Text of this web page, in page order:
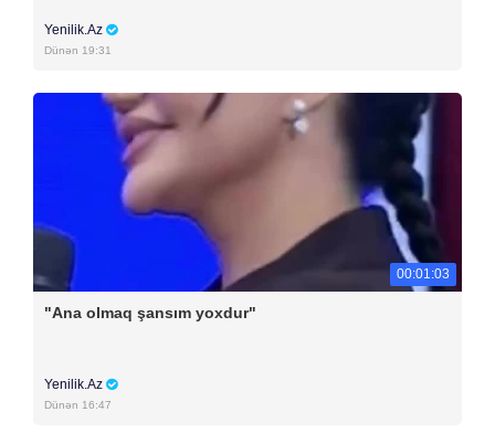
Yenilik.Az
Dünən 19:31
00:01:03
"Ana olmaq şansım yoxdur"
Yenilik.Az
Dünən 16:47